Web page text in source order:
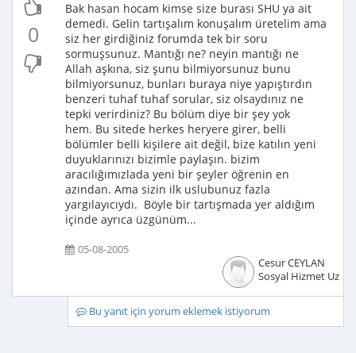
0
Bak hasan hocam kimse size burası SHU ya ait
demedi. Gelin tartışalım konuşalım üretelim ama
siz her girdiğiniz forumda tek bir soru
sormuşsunuz. Mantığı ne? neyin mantığı ne
Allah aşkına, siz şunu bilmiyorsunuz bunu
bilmiyorsunuz, bunları buraya niye yapıştırdın
benzeri tuhaf tuhaf sorular, siz olsaydınız ne
tepki verirdiniz? Bu bölüm diye bir şey yok
hem. Bu sitede herkes heryere girer, belli
bölümler belli kişilere ait değil, bize katılın yeni
duyuklarınızı bizimle paylaşın. bizim
aracılığımızlada yeni bir şeyler öğrenin en
azından. Ama sizin ilk uslubunuz fazla
yargılayıcıydı. Böyle bir tartışmada yer aldığım
içinde ayrıca üzgünüm...
05-08-2005
Cesur CEYLAN
Sosyal Hizmet
Bu yanıt için yorum eklemek istiyorum